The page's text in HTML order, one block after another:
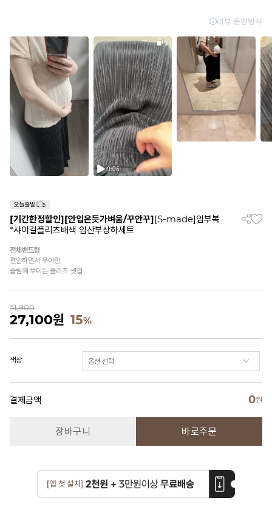
[기간한정할인][안입은듯가벼움/꾸안꾸][S-made]임부복
*샤이걸플리츠배색 임산부상하세트
전체밴드형
편안하면서 우아한,
슬림해 보이는 플리츠 셋업
31,900
27,100원 15%
색상
결제금액 0원
장바구니 바로주문